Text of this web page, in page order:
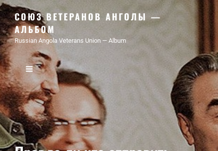
СОЮЗ ВЕТЕРАНОВ АНГОЛЫ —
АЛЬБОМ
Russian Angola Veterans Union — Album